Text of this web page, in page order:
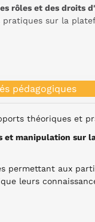
rôles et des droits
pratiques sur la
pédagogiques
théoriques et
et manipulation sur
permettant aux
leurs